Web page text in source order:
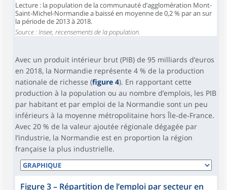
Lecture : la population de la communauté d’agglomération Mont-
Saint-Michel-Normandie a baissé en moyenne de 0,2 % par an sur
la période de 2013 à 2018.
Source : Insee, recensements de la population.
Avec un produit intérieur brut (PIB) de 95 milliards d’euros
en 2018, la Normandie représente 4 % de la production
nationale de richesse (figure 4). En rapportant cette
production à la population ou au nombre d’emplois, les PIB
par habitant et par emploi de la Normandie sont un peu
inférieurs à la moyenne métropolitaine hors Île‑de‑France.
Avec 20 % de la valeur ajoutée régionale dégagée par
l’industrie, la Normandie est en proportion la région
française la plus industrielle.
Figure 3– Répartition de l’emploi par secteur en